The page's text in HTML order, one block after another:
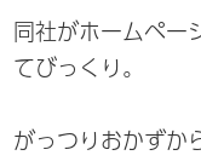
同社がホームペー
てびっくり。
がっつりおかずか